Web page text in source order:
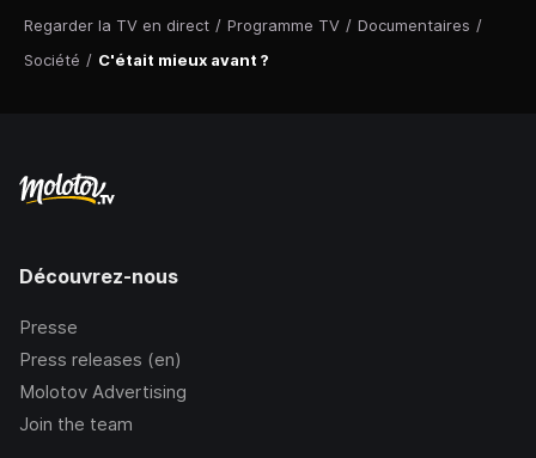
Regarder la TV en direct / Programme TV / Documentaires /
Société / C'était mieux avant ?
Découvrez-nous
Presse
Press releases (en)
Molotov Advertising
Join the team